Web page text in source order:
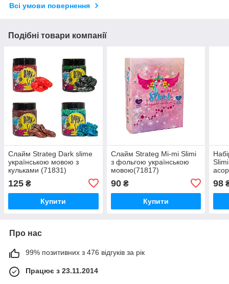
Всі умови повернення
Подібні товари компанії
Слайм Strateg Dark slime
українською мовою з
кульками (71831)
125 ₴
Купити
Слайм Strateg Mi-mi Slimi
з фольгою українською
мовою(71817)
90₴
Купити
98
Про нас
99% позитивних з 476 відгуків за рік
Працює з 23.11.2014